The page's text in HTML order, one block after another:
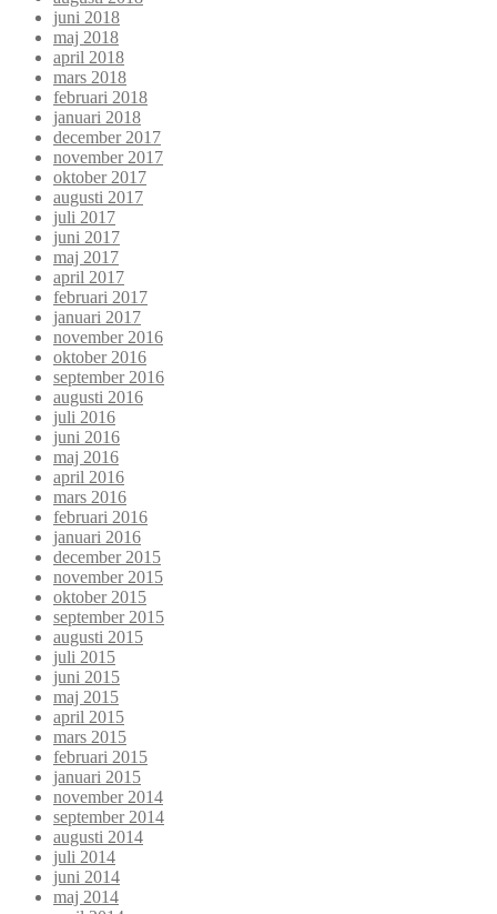
juni 2018
maj 2018
april 2018
mars 2018
februari 2018
januari 2018
december 2017
november 2017
oktober 2017
augusti 2017
juli 2017
juni 2017
maj 2017
april 2017
februari 2017
januari 2017
november 2016
oktober 2016
september 2016
augusti 2016
juli 2016
juni 2016
maj 2016
april 2016
mars 2016
februari 2016
januari 2016
december 2015
november 2015
oktober 2015
september 2015
augusti 2015
juli 2015
juni 2015
maj 2015
april 2015
mars 2015
februari 2015
januari 2015
november 2014
september 2014
augusti 2014
juli 2014
juni 2014
maj 2014